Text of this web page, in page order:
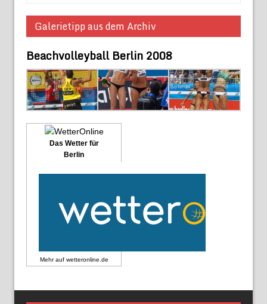
Galerietipp aus dem Archiv
Beachvolleyball Berlin 2008
Das Wetter für
Berlin
Mehr auf wetteronline.de